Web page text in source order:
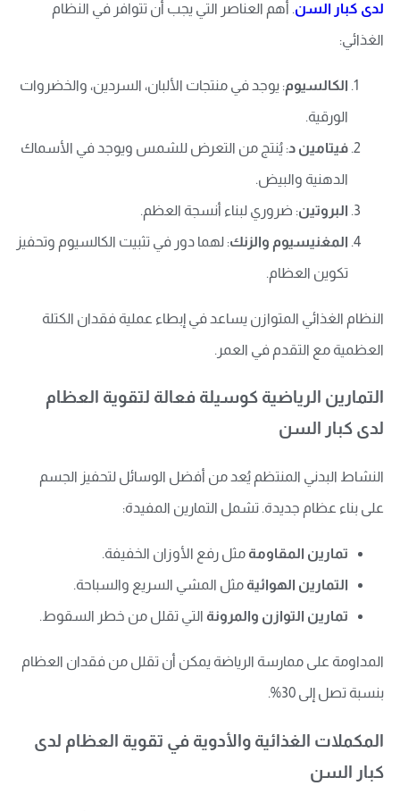
لدى كبار السن. أهم العناصر التي يجب أن تتوافر في النظام
الغذائي:
الكالسيوم: يوجد في منتجات الألبان، السردين، والخضروات
الورقية.
فيتامين د: يُنتج من التعرض للشمس ويوجد في الأسماك
الدهنية والبيض.
البروتين: ضروري لبناء أنسجة العظم.
المغنيسيوم والزنك: لهما دور في تثبيت الكالسيوم وتحفيز
تكوين العظام.
النظام الغذائي المتوازن يساعد في إبطاء عملية فقدان الكتلة
العظمية مع التقدم في العمر.
التمارين الرياضية كوسيلة فعالة لتقوية العظام
لدى كبار السن
النشاط البدني المنتظم يُعد من أفضل الوسائل لتحفيز الجسم
على بناء عظام جديدة. تشمل التمارين المفيدة:
تمارين المقاومة مثل رفع الأوزان الخفيفة.
التمارين الهوائية مثل المشي السريع والسباحة.
تمارين التوازن والمرونة التي تقلل من خطر السقوط.
المداومة على ممارسة الرياضة يمكن أن تقلل من فقدان العظام
بنسبة تصل إلى 30%.
المكملات الغذائية والأدوية في تقوية العظام لدى
كبار السن